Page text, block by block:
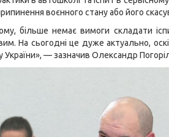
воєнного стану або його
більше немає вимоги складати
На сьогодні це дуже актуально,
— зазначив Олександр